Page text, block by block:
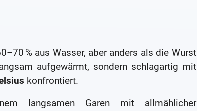
% aus Wasser, aber anders als die Wurst
aufgewärmt, sondern schlagartig mit
konfrontiert.
langsamen Garen mit allmählicher